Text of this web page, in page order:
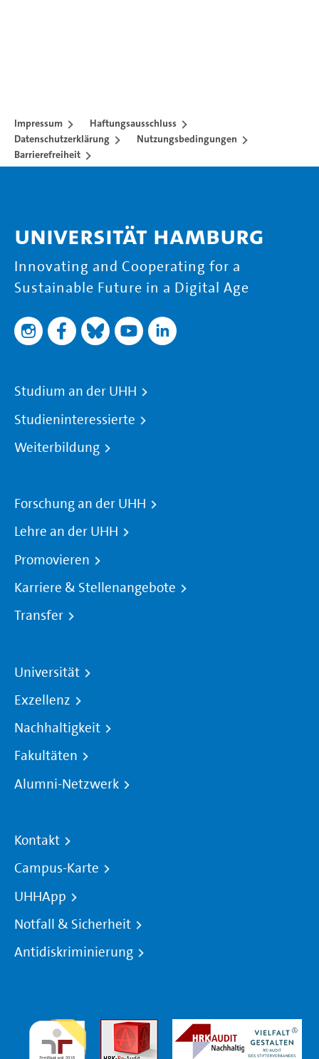
Impressum
Haftungsausschluss
Datenschutzerklärung
Nutzungsbedingungen
Barrierefreiheit
Universität Hamburg
Innovating and Cooperating for a
Sustainable Future in a Digital Age
Studium an der UHH
Studieninteressierte
Weiterbildung
Forschung an der UHH
Lehre an der UHH
Promovieren
Karriere & Stellenangebote
Transfer
Universität
Exzellenz
Nachhaltigkeit
Fakultäten
Alumni-Netzwerk
Kontakt
Campus-Karte
UHHApp
Notfall & Sicherheit
Antidiskriminierung